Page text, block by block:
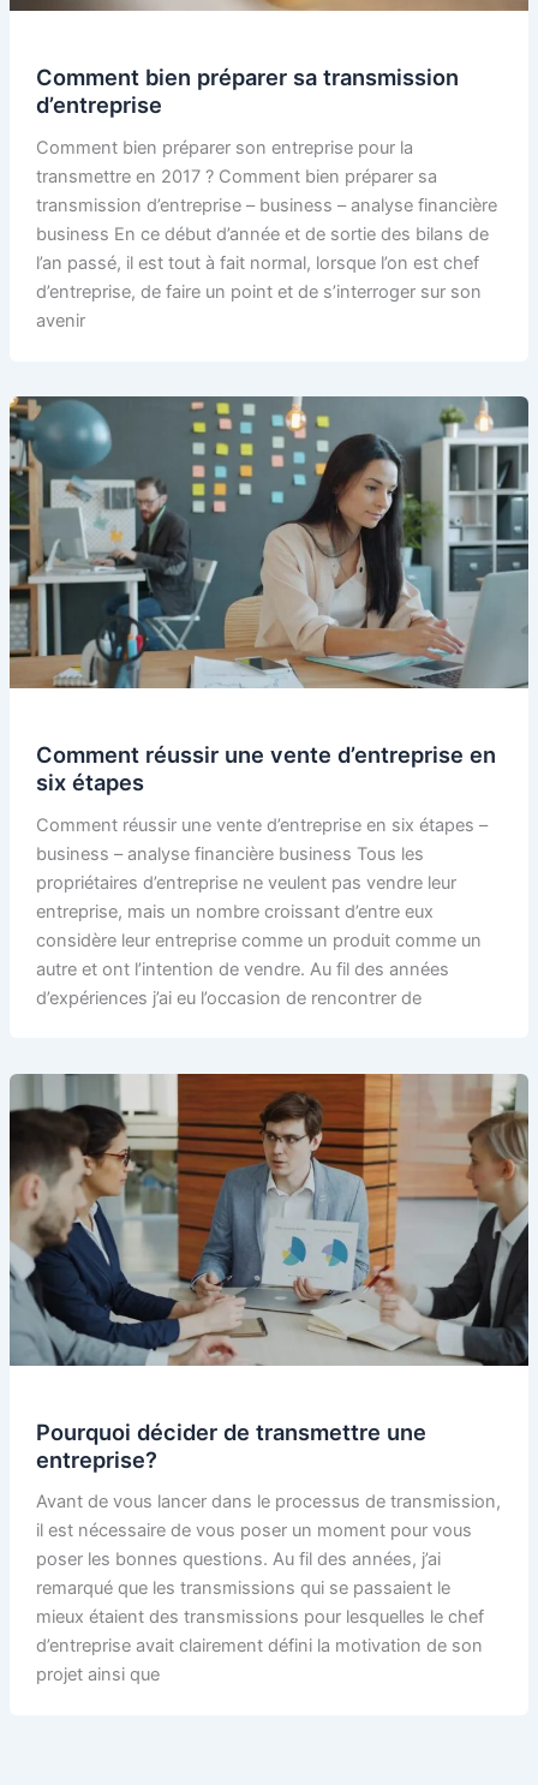
Comment bien préparer sa transmission
d’entreprise
Comment bien préparer son entreprise pour la
transmettre en 2017 ? Comment bien préparer sa
transmission d’entreprise – business – analyse financière
business En ce début d’année et de sortie des bilans de
l’an passé, il est tout à fait normal, lorsque l’on est chef
d’entreprise, de faire un point et de s’interroger sur son
avenir
Comment réussir une vente d’entreprise en
six étapes
Comment réussir une vente d’entreprise en six étapes –
business – analyse financière business Tous les
propriétaires d’entreprise ne veulent pas vendre leur
entreprise, mais un nombre croissant d’entre eux
considère leur entreprise comme un produit comme un
autre et ont l’intention de vendre. Au fil des années
d’expériences j’ai eu l’occasion de rencontrer de
Pourquoi décider de transmettre une
entreprise?
Avant de vous lancer dans le processus de transmission,
il est nécessaire de vous poser un moment pour vous
poser les bonnes questions. Au fil des années, j’ai
remarqué que les transmissions qui se passaient le
mieux étaient des transmissions pour lesquelles le chef
d’entreprise avait clairement défini la motivation de son
projet ainsi que